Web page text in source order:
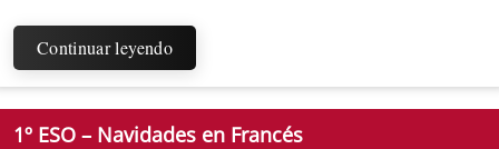
Continuar leyendo
1º ESO – Navidades en Francés